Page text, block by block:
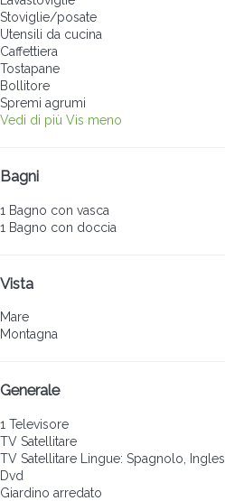
Stoviglie/posate
Utensili da cucina
Caffettiera
Tostapane
Bollitore
Spremi agrumi
Vedi di più Vis meno
Bagni
1 Bagno con vasca
1 Bagno con doccia
Vista
Mare
Montagna
Generale
1 Televisore
TV Satellitare
TV Satellitare Lingue: Spagnolo,
Dvd
Giardino arredato